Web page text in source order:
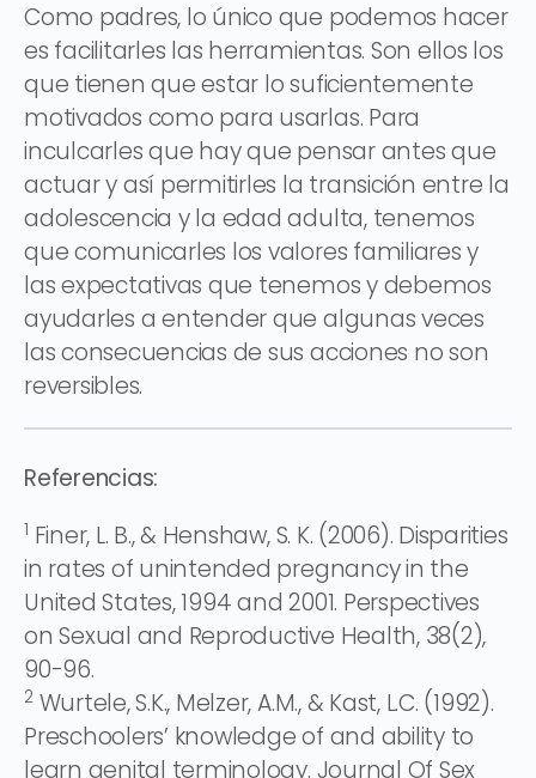
Como padres, lo único que podemos hacer
es facilitarles las herramientas. Son ellos los
que tienen que estar lo suficientemente
motivados como para usarlas. Para
inculcarles que hay que pensar antes que
actuar y así permitirles la transición entre la
adolescencia y la edad adulta, tenemos
que comunicarles los valores familiares y
las expectativas que tenemos y debemos
ayudarles a entender que algunas veces
las consecuencias de sus acciones no son
reversibles.
Referencias:
1 Finer, L. B., & Henshaw, S. K. (2006). Disparities
in rates of unintended pregnancy in the
United States, 1994 and 2001. Perspectives
on Sexual and Reproductive Health, 38(2),
90-96.
2Wurtele, S.K., Melzer, A.M., & Kast, L.C. (1992).
Preschoolers’ knowledge of and ability to
learn genital terminology. Journal Of Sex